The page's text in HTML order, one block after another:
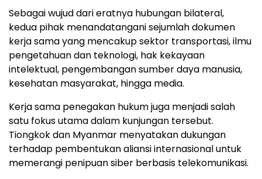
Sebagai wujud dari eratnya hubungan bilateral,
kedua pihak menandatangani sejumlah dokumen
kerja sama yang mencakup sektor transportasi, ilmu
pengetahuan dan teknologi, hak kekayaan
intelektual, pengembangan sumber daya manusia,
kesehatan masyarakat, hingga media.
Kerja sama penegakan hukum juga menjadi salah
satu fokus utama dalam kunjungan tersebut.
Tiongkok dan Myanmar menyatakan dukungan
terhadap pembentukan aliansi internasional untuk
memerangi penipuan siber berbasis telekomunikasi.